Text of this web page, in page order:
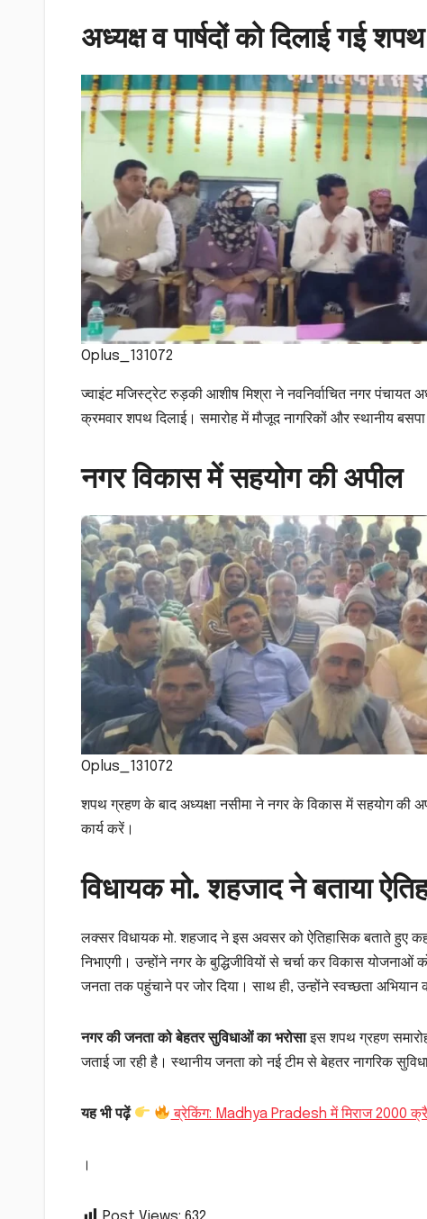
अध्यक्ष व पार्षदों को दिलाई गई शपथ
Oplus_131072
ज्वाइंट मजिस्ट्रेट रुड़की आशीष मिश्रा ने नवनिर्वाचित नगर पंचायत
क्रमवार शपथ दिलाई। समारोह में मौजूद नागरिकों और स्थानीय बसपा
नगर विकास में सहयोग की अपील
Oplus_131072
शपथ ग्रहण के बाद अध्यक्षा नसीमा ने नगर के विकास में सहयोग की
कार्य करें।
विधायक मो. शहजाद ने बताया
लक्सर विधायक मो. शहजाद ने इस अवसर को ऐतिहासिक बताते हुए
निभाएगी। उन्होंने नगर के बुद्धिजीवियों से चर्चा कर विकास
जनता तक पहुंचाने पर जोर दिया। साथ ही, उन्होंने स्वच्छता
नगर की जनता को बेहतर सुविधाओं का भरोसाइस शपथ ग्रहण
जताई जा रही है। स्थानीय जनता को नई टीम से बेहतर नागरिक
यह भी पढ़ें ब्रेकिंग: Madhya Pradesh में मिराज 2000
।